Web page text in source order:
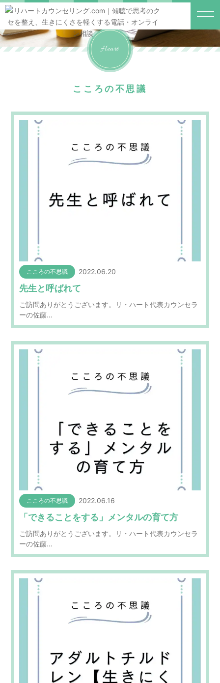
Heart
こころの不思議
こころの不思議 2022.06.20
先生と呼ばれて
ご訪問ありがとうございます。リ・ハート代表カウンセラ
ーの佐藤…
こころの不思議 2022.06.16
「できることをする」メンタルの育て方
ご訪問ありがとうございます。リ・ハート代表カウンセラ
ーの佐藤…